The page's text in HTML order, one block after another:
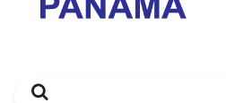
Search